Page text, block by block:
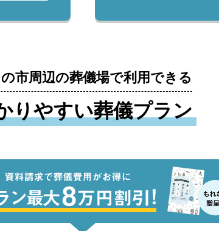
市周辺の葬儀場で利用できる
りやすい葬儀プラン